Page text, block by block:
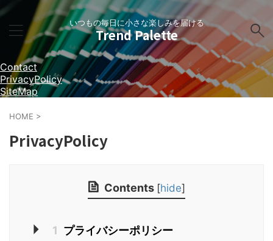
いつもの毎日に小さな楽しみを届ける
Trend Palette
Contact
PrivacyPolicy
SiteMap
HOME >
PrivacyPolicy
Contents [hide]
1 プライバシーポリシー